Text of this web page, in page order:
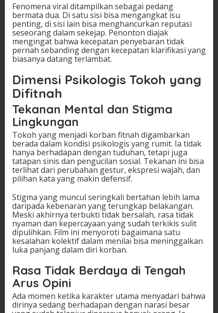
Fenomena viral ditampilkan sebagai pedang
bermata dua. Di satu sisi bisa mengangkat isu
penting, di sisi lain bisa menghancurkan reputasi
seseorang dalam sekejap. Penonton diajak
mengingat bahwa kecepatan penyebaran tidak
pernah sebanding dengan kecepatan klarifikasi yang
biasanya datang terlambat.
Dimensi Psikologis Tokoh yang
Difitnah
Tekanan Mental dan Stigma
Lingkungan
Tokoh yang menjadi korban fitnah digambarkan
berada dalam kondisi psikologis yang rumit. Ia tidak
hanya berhadapan dengan tuduhan, tetapi juga
tatapan sinis dan pengucilan sosial. Tekanan ini bisa
terlihat dari perubahan gestur, ekspresi wajah, dan
pilihan kata yang makin defensif.
Stigma yang muncul seringkali bertahan lebih lama
daripada kebenaran yang terungkap belakangan.
Meski akhirnya terbukti tidak bersalah, rasa tidak
nyaman dan kepercayaan yang sudah terkikis sulit
dipulihkan. Film ini menyoroti bagaimana satu
kesalahan kolektif dalam menilai bisa meninggalkan
luka panjang dalam diri korban.
Rasa Tidak Berdaya di Tengah
Arus Opini
Ada momen ketika karakter utama menyadari bahwa
dirinya sedang berhadapan dengan narasi besar